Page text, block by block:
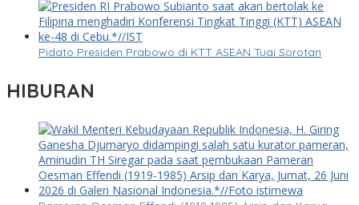
Pidato Presiden Prabowo di KTT ASEAN Tuai Sorotan
HIBURAN